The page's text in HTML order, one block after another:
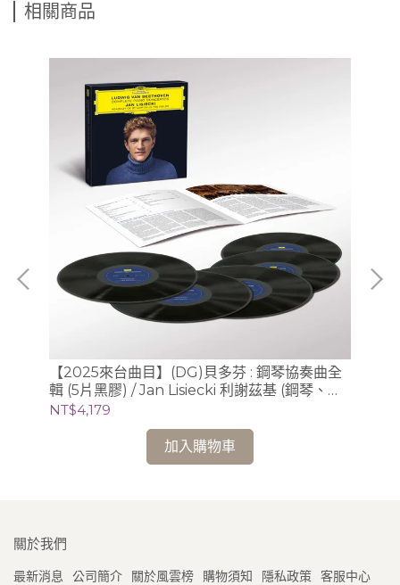
相關商品
【2025來台曲目】(DG)貝多芬 : 鋼琴協奏曲全
輯 (5片黑膠) / Jan Lisiecki 利謝茲基 (鋼琴、指
揮) 聖馬丁學院管弦樂團
NT$4,179
加入購物車
關於我們
最新消息 公司簡介 關於風雲榜 購物須知 隱私政策 客服中心